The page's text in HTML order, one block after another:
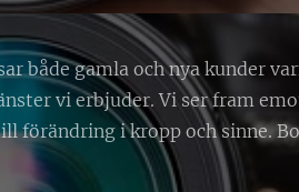
både gamla och nya kunder
vi erbjuder. Vi ser fram
förändring i kropp och sinne.